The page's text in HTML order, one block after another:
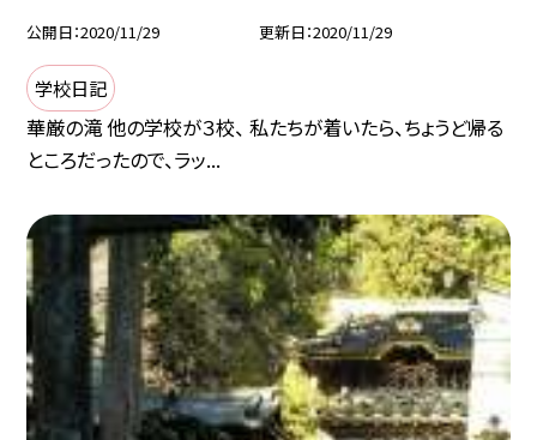
公開日 2020/11/29 更新日 2020/11/29
学校日記
華厳の滝 他の学校が３校、 私たちが着いたら、ちょうど帰る
ところだったので、ラッ...